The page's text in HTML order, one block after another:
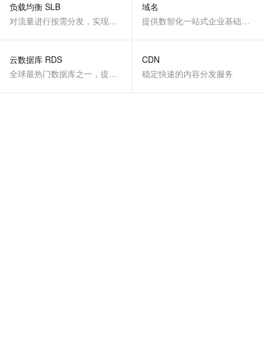
负载均衡 SLB
对流量进行按需分发，实现应用高可用
域名
提供数智化一站式企业基础服务
云数据库 RDS
全球最热门数据库之一，提供全托管的稳定服务
CDN
稳定快速的内容分发服务